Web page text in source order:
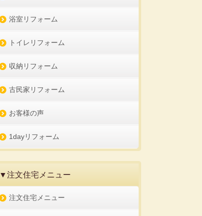
浴室リフォーム
トイレリフォーム
収納リフォーム
古民家リフォーム
お客様の声
1dayリフォーム
▼注文住宅メニュー
注文住宅メニュー